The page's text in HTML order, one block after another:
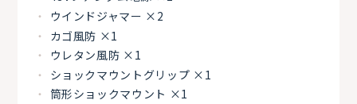
ウインドジャマー ×2
カゴ風防 ×1
ウレタン風防 ×1
ショックマウントグリップ ×1
筒形ショックマウント ×1